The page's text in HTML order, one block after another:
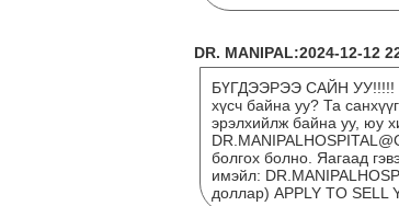
DR. MANIPAL:2024-12-12
БҮГДЭЭРЭЭ САЙН УУ!!!!!
хүсч байна уу? Та
эрэлхийлж байна уу, юу
болгох болно. Яагаад
имэйл:
доллар) APPLY TO SELL